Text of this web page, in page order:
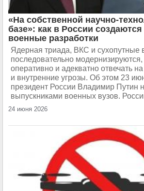
«На собственной научно-
базе»: как в России
военные разработки
Ядерная триада, ВКС и сухопутные
последовательно модернизируются,
оперативно и адекватно отвечать
и внутренние угрозы. Об этом 23
президент России Владимир Путин
выпускниками военных вузов.
24 июня 2026